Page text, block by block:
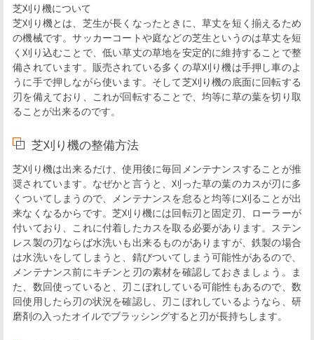
芝刈り機について
芝刈り機とは、芝生が長くなったときに、草丈を短く揃えるため
の機械です。サッカーコートや庭などの芝生というのは草丈を短
く刈り込むことで、低い草丈の草地を安定的に維持することで整
備されています。販売されている多くの草刈り機は手押し車のよ
うに手で押しながら使います。そして芝刈り機の底面に回転する
刃を備えており、これが回転することで、均等に草の葉を切り取
ることが出来るのです。
芝刈り機の整備方法
芝刈り機は出来るだけ、使用後に毎回メンテナンスすることが推
奨されています。なぜかと言うと、刈った草の葉のカスが刃に多
くついてしまうので、メンテナンスを怠ると均等に刈ることが出
来なくなるからです。芝刈り機には回転刃と固定刃、ローラーが
付いており、これに付着したカスを取る必要があります。ステン
レス製の刃ならば水洗いも出来るものがありますが、鉄製の場合
は水洗いをしてしまうと、錆びついてしまう可能性があるので、
メンテナンス前にキチンと刃の素材を確認しておきましょう。ま
た、数回使っていると、刃こぼれしている可能性もあるので、数
回使用したら刃の状況を確認し、刃こぼれしているようなら、研
磨剤の入ったオイルでブラッシングすると刃が長持ちします。